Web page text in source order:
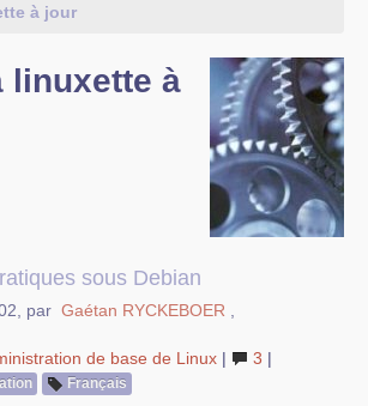
à jour
linuxette à
sous Debian
par Gaétan RYCKEBOER
de base de Linux | 3 |
Français